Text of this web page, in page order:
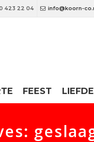
423 22 04 info@koorn-
FEEST LIEFDE